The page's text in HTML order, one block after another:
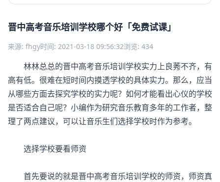
晋中高考音乐培训学校哪个好「免费试课」
来源: fhgy时间: 2021-03-18 09:56:32浏览: 434
林林总总的晋中高考音乐培训学校实力上良莠不齐，有
高有低。很难在短时间内摸透学校的具体实力。那么，应当
从哪些方面去探究学校的实力呢？如何才能看出心仪的学校
是否适合自己呢？小编作为研究音乐教育多年的工作者，整
理了两点建议，可以让音乐生们选择学校时作为参考。
选择学校要看师资
首先要说的就是晋中高考音乐培训学校的师资，师资真